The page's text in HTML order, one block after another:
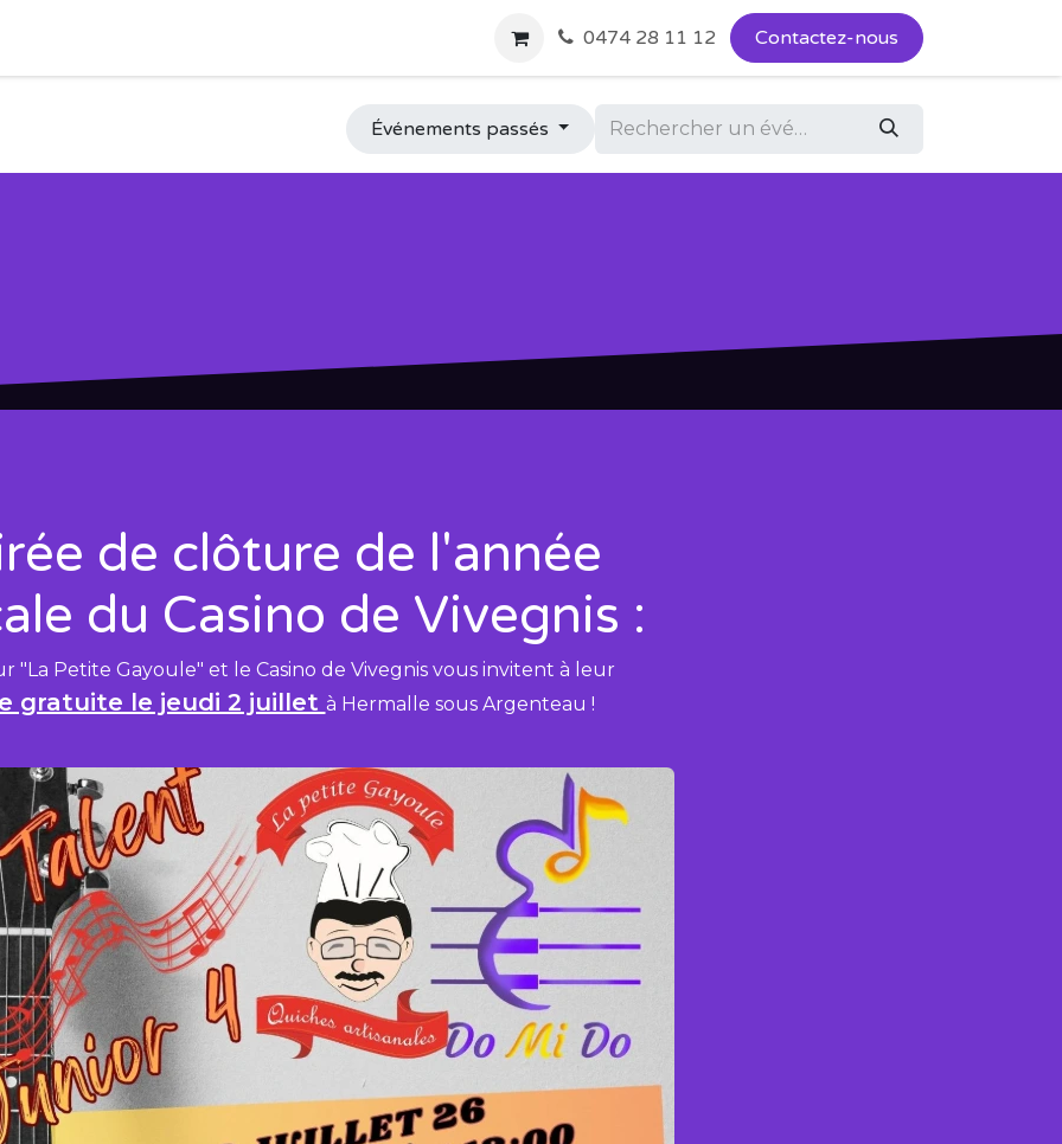
Photos-Vidéos 0474 28 11 12 Contactez-nous
Événements passés
de clôture de l'année
du Casino de Vivegnis :
"La Petite Gayoule" et le Casino de Vivegnis vous invitent à leur
gratuite le jeudi 2 juillet à Hermalle sous Argenteau !